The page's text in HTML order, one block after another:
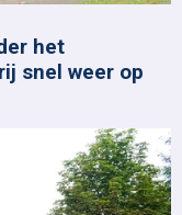
het
snel weer op